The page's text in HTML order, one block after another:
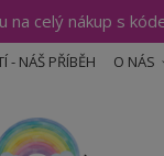
na celý nákup s
- NÁŠ PŘÍBĚH O NÁS